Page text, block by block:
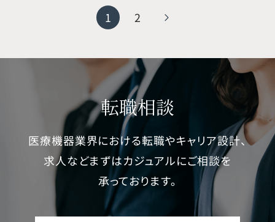
1 2
転職相談
医療機器業界における転職やキャリア設計、
求人などまずはカジュアルにご相談を
承っております。